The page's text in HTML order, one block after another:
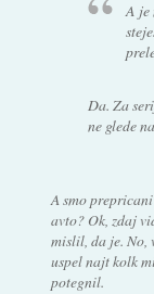
A je
Da. Za
ne glede
A smo
avto? Ok, zdaj
mislil, da je. No,
uspel najt kolk
potegnil.